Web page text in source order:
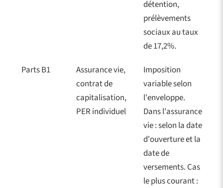
détention,
prélèvements
sociaux au taux
de 17,2%.
Parts B1
Assurance vie,
contrat de
capitalisation,
PER individuel
Imposition
variable selon
l'enveloppe.
Dans l'assurance
vie : selon la date
d'ouverture et la
date de
versements. Cas
le plus courant :